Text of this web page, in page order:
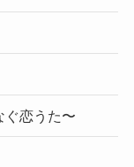
ぐ恋うた〜